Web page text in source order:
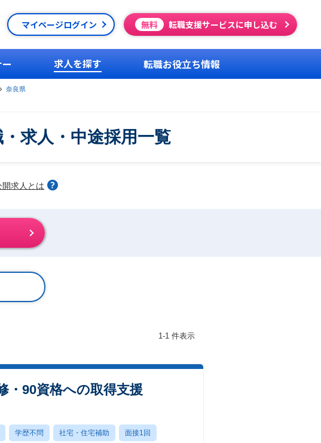
マイページログイン 無料 転職支援サービスに申し込む
求人を探す 転職お役立ち情報
奈良県
求人・中途採用一覧
開求人とは
1-1 件表示
・90資格への取得支援
学歴不問 社宅・住宅補助 面接1回